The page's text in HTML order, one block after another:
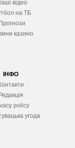
відео
на ТБ
Прогнози
казино
ІНФО
Редакція
policy
угода